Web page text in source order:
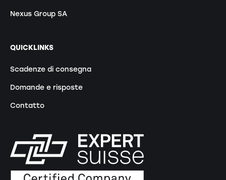
Nexus Group SA
QUICKLINKS
Scadenze di consegna
Domande e risposte
Contatto